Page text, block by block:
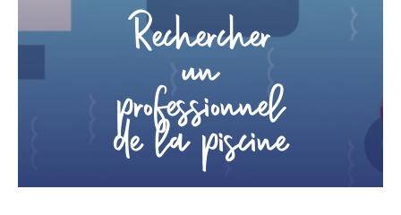
Rechercher
un
professionnel
de la piscine